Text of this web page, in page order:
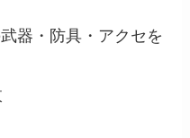
器・防具・アクセを